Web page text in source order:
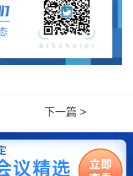
下一篇 >